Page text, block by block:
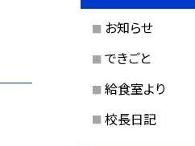
お知らせ
できごと
給食室より
校長日記